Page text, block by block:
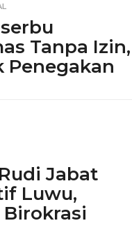
Tanpa Izin,
Penegakan
Jabat
Luwu,